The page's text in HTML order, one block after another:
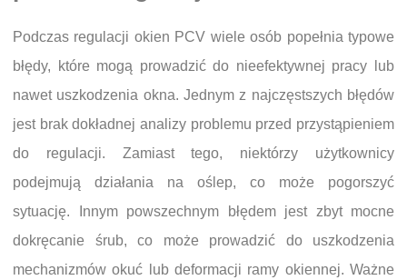
Podczas regulacji okien PCV wiele osób popełnia typowe
błędy, które mogą prowadzić do nieefektywnej pracy lub
nawet uszkodzenia okna. Jednym z najczęstszych błędów
jest brak dokładnej analizy problemu przed przystąpieniem
do regulacji. Zamiast tego, niektórzy użytkownicy
podejmują działania na oślep, co może pogorszyć
sytuację. Innym powszechnym błędem jest zbyt mocne
dokręcanie śrub, co może prowadzić do uszkodzenia
mechanizmów okuć lub deformacji ramy okiennej. Ważne